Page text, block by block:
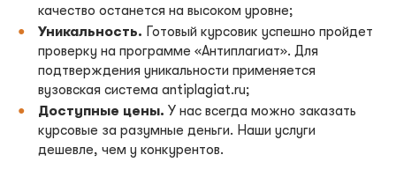
качество останется на высоком уровне;
Уникальность. Готовый курсовик успешно пройдет
проверку на программе «Антиплагиат». Для
подтверждения уникальности применяется
вузовская система antiplagiat.ru;
Доступные цены. У нас всегда можно заказать
курсовые за разумные деньги. Наши услуги
дешевле, чем у конкурентов.